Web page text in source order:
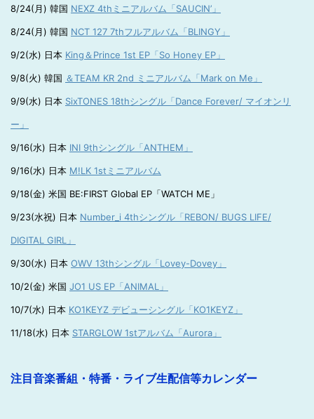
8/24(月) 韓国 NEXZ 4thミニアルバム「SAUCIN’」
8/24(月) 韓国 NCT 127 7thフルアルバム「BLINGY」
9/2(水) 日本 King＆Prince 1st EP「So Honey EP」
9/8(火) 韓国 ＆TEAM KR 2nd ミニアルバム「Mark on Me」
9/9(水) 日本 SixTONES 18thシングル「Dance Forever/ マイオンリ
ー」
9/16(水) 日本 INI 9thシングル「ANTHEM」
9/16(水) 日本 M!LK 1stミニアルバム
9/18(金) 米国 BE:FIRST Global EP「WATCH ME」
9/23(水祝) 日本 Number_i 4thシングル「REBON/ BUGS LIFE/
DIGITAL GIRL」
9/30(水) 日本 OWV 13thシングル「Lovey-Dovey」
10/2(金) 米国 JO1 US EP「ANIMAL」
10/7(水) 日本 KO1KEYZ デビューシングル「KO1KEYZ」
11/18(水) 日本 STARGLOW 1stアルバム「Aurora」
注目音楽番組・特番・ライブ生配信等カレンダー